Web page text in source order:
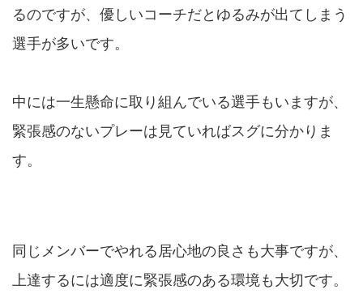
るのですが、優しいコーチだとゆるみが出てしまう
選手が多いです。
中には一生懸命に取り組んでいる選手もいますが、
緊張感のないプレーは見ていればスグに分かりま
す。
同じメンバーでやれる居心地の良さも大事ですが、
上達するには適度に緊張感のある環境も大切です。